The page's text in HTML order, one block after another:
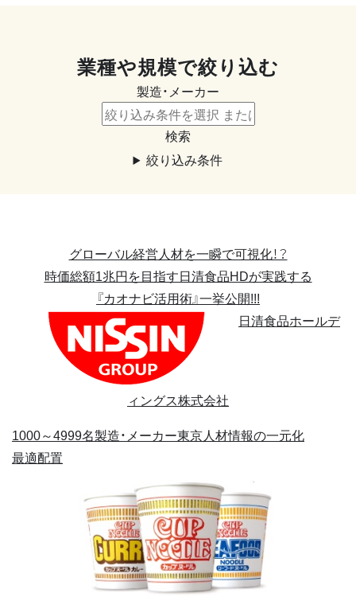
業種や規模で絞り込む
製造・メーカー
検索
絞り込み条件
グローバル経営人材を一瞬で可視化！？
時価総額1兆円を目指す日清食品HDが実践する
『カオナビ活用術』一挙公開!!!
日清食品ホールデ
ィングス株式会社
1000～4999名製造・メーカー東京人材情報の一元化
最適配置